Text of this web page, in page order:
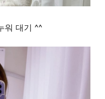
워 대기 ^^